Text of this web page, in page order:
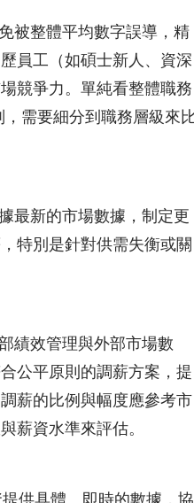
被整體平均數字誤導，精
員工（如碩士新人、資深
競爭力。單純看整體職務
需要細分到職務層級來
最新的市場數據，制定更
特別是針對供需失衡或關
績效管理與外部市場數
公平原則的調薪方案，提
薪的比例與幅度應參考市
薪資水準來評估。